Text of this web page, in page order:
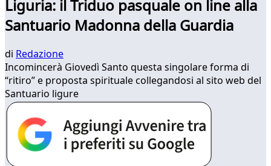
Liguria: il Triduo pasquale on line alla
Santuario Madonna della Guardia
di Redazione
Incomincerà Giovedì Santo questa singolare forma di
“ritiro” e proposta spirituale collegandosi al sito web del
Santuario ligure